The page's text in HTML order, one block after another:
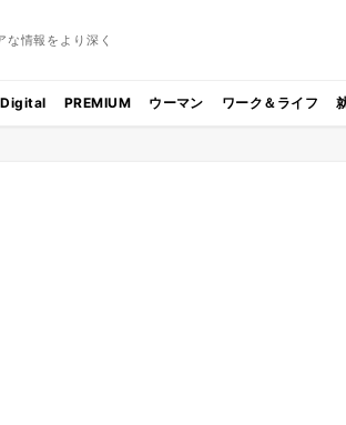
な情報をより深く
PREMIUM ウーマン ワーク＆ライフ